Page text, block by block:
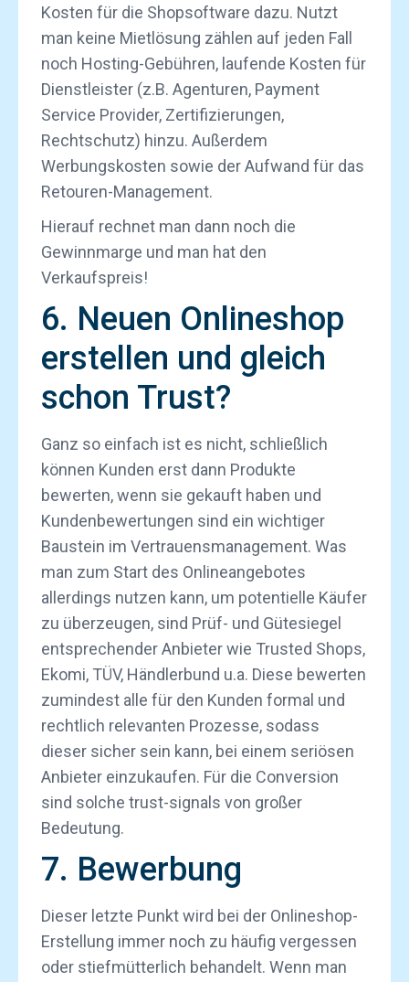
Kosten für die Shopsoftware dazu. Nutzt
man keine Mietlösung zählen auf jeden Fall
noch Hosting-Gebühren, laufende Kosten für
Dienstleister (z.B. Agenturen, Payment
Service Provider, Zertifizierungen,
Rechtschutz) hinzu. Außerdem
Werbungskosten sowie der Aufwand für das
Retouren-Management.
Hierauf rechnet man dann noch die
Gewinnmarge und man hat den
Verkaufspreis!
6. Neuen Onlineshop
erstellen und gleich
schon Trust?
Ganz so einfach ist es nicht, schließlich
können Kunden erst dann Produkte
bewerten, wenn sie gekauft haben und
Kundenbewertungen sind ein wichtiger
Baustein im Vertrauensmanagement. Was
man zum Start des Onlineangebotes
allerdings nutzen kann, um potentielle Käufer
zu überzeugen, sind Prüf- und Gütesiegel
entsprechender Anbieter wie Trusted Shops,
Ekomi, TÜV, Händlerbund u.a. Diese bewerten
zumindest alle für den Kunden formal und
rechtlich relevanten Prozesse, sodass
dieser sicher sein kann, bei einem seriösen
Anbieter einzukaufen. Für die Conversion
sind solche trust-signals von großer
Bedeutung.
7. Bewerbung
Dieser letzte Punkt wird bei der Onlineshop-
Erstellung immer noch zu häufig vergessen
oder stiefmütterlich behandelt. Wenn man